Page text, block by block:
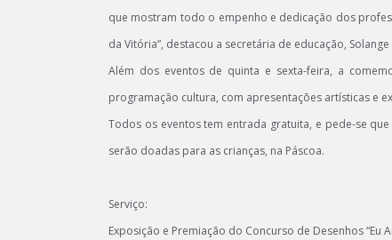
que mostram todo o empenho e dedicação dos
da Vitória”, destacou a secretária de educação, Solange
Além dos eventos de quinta e sexta-feira, a
programação cultura, com apresentações artísticas e
Todos os eventos tem entrada gratuita, e pede-se
serão doadas para as crianças, na Páscoa.
Serviço:
Exposição e Premiação do Concurso de Desenhos “Eu